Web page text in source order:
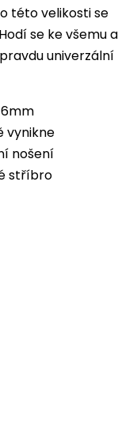
této velikosti se
se ke všemu a
univerzální
vynikne
nošení
stříbro